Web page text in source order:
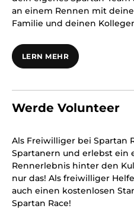
an einem Rennen mit
Familie und deinen
LERN MEHR
Werde Volunteer
Als Freiwilliger bei Spartan
Spartanern und erlebst ein
Rennerlebnis hinter den
nur das! Als freiwilliger
auch einen kostenlosen
Spartan Race!